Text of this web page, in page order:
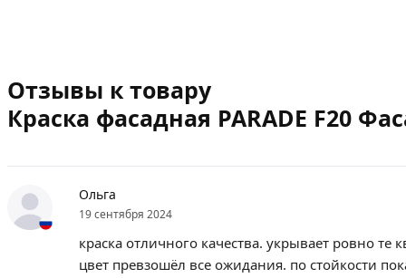
Отзывы к товару
Краска фасадная PARADE F20
Ольга
19 сентября 2024
краска отличного качества. укрывает ровно
цвет превзошёл все ожидания. по стойкости